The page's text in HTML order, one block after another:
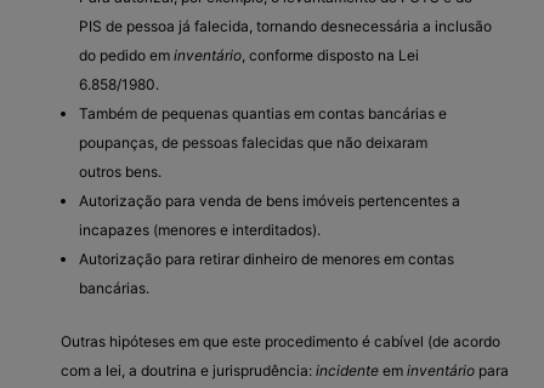
PIS de pessoa já falecida, tornando desnecessária a inclusão
do pedido em inventário , conforme disposto na Lei
6.858/1980.
Também de pequenas quantias em contas bancárias e
poupanças, de pessoas falecidas que não deixaram
outros bens.
Autorização para venda de bens imóveis pertencentes a
incapazes (menores e interditados).
Autorização para retirar dinheiro de menores em contas
bancárias.
Outras hipóteses em que este procedimento é cabível (de acordo
com a lei, a doutrina e jurisprudência: incidente em inventário para